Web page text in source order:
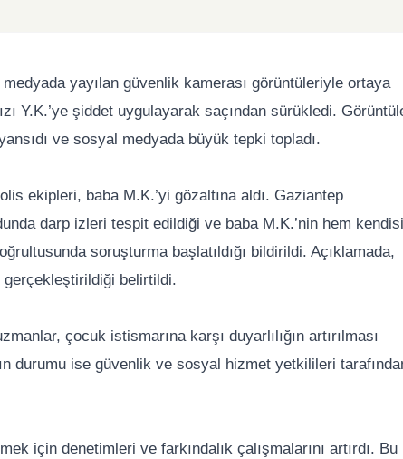
yayılan güvenlik kamerası görüntüleriyle ortaya
Y.K.’ye şiddet uygulayarak saçından sürükledi.
ve sosyal medyada büyük tepki topladı.
ekipleri, baba M.K.’yi gözaltına aldı. Gaziantep
darp izleri tespit edildiği ve baba M.K.’nin hem
soruşturma başlatıldığı bildirildi. Açıklamada,
gerçekleştirildiği belirtildi.
çocuk istismarına karşı duyarlılığın artırılması
durumu ise güvenlik ve sosyal hizmet yetkilileri
için denetimleri ve farkındalık çalışmalarını artırdı. Bu